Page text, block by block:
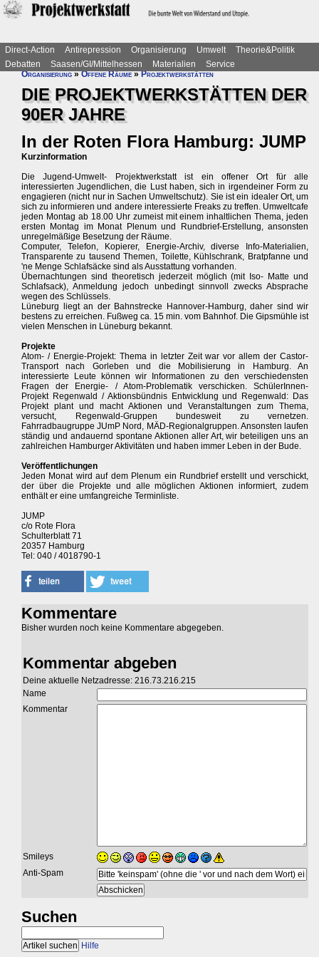
Direct-Action Antirepression Organisierung Umwelt
Theorie&Politik
Debatten
Saasen/GI/Mittelhessen Materialien
Service
Organisierung»Offene Räume»Projektwerkstätten
DIE PROJEKTWERKSTÄTTEN DER
90ER JAHRE
In der Roten Flora Hamburg: JUMP
Kurzinformation
Die Jugend-Umwelt- Projektwerkstatt ist ein offener Ort für alle
interessierten Jugendlichen, die Lust haben, sich in irgendeiner Form zu
engagieren (nicht nur in Sachen Umweltschutz). Sie ist ein idealer Ort, um
sich zu informieren und andere interessierte Freaks zu treffen. Umweltcafe
jeden Montag ab 18.00 Uhr zumeist mit einem inhaltlichen Thema, jeden
ersten Montag im Monat Plenum und Rundbrief-Erstellung, ansonsten
unregelmäßige Besetzung der Räume.
Computer, Telefon, Kopierer, Energie-Archiv, diverse Info-Materialien,
Transparente zu tausend Themen, Toilette, Kühlschrank, Bratpfanne und
'ne Menge Schlafsäcke sind als Ausstattung vorhanden.
Übernachtungen sind theoretisch jederzeit möglich (mit Iso- Matte und
Schlafsack), Anmeldung jedoch unbedingt sinnvoll zwecks Absprache
wegen des Schlüssels.
Lüneburg liegt an der Bahnstrecke Hannover-Hamburg, daher sind wir
bestens zu erreichen. Fußweg ca. 15 min. vom Bahnhof. Die Gipsmühle ist
vielen Menschen in Lüneburg bekannt.
Projekte
Atom- / Energie-Projekt: Thema in letzter Zeit war vor allem der Castor-
Transport nach Gorleben und die Mobilisierung in Hamburg. An
interessierte Leute können wir Informationen zu den verschiedensten
Fragen der Energie- / Atom-Problematik verschicken. SchülerInnen-
Projekt Regenwald / Aktionsbündnis Entwicklung und Regenwald: Das
Projekt plant und macht Aktionen und Veranstaltungen zum Thema,
versucht, Regenwald-Gruppen bundesweit zu vernetzen.
Fahrradbaugruppe JUmP Nord, MÄD-Regionalgruppen. Ansonsten laufen
ständig und andauernd spontane Aktionen aller Art, wir beteiligen uns an
zahlreichen Hamburger Aktivitäten und haben immer Leben in der Bude.
Veröffentlichungen
Jeden Monat wird auf dem Plenum ein Rundbrief erstellt und verschickt,
der über die Projekte und alle möglichen Aktionen informiert, zudem
enthält er eine umfangreiche Terminliste.
JUMP
c/o Rote Flora
Schulterblatt 71
20357 Hamburg
Tel: 040 / 4018790-1
Kommentare
Bisher wurden noch keine Kommentare abgegeben.
Kommentar abgeben
Deine aktuelle Netzadresse: 216.73.216.215
Name
Kommentar
Smileys
Anti-Spam
Suchen
Hilfe